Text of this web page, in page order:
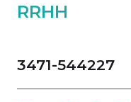
RRHH
3471-544227